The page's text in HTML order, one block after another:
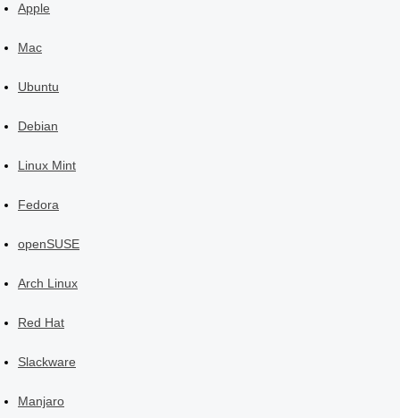
Apple
Mac
Ubuntu
Debian
Linux Mint
Fedora
openSUSE
Arch Linux
Red Hat
Slackware
Manjaro